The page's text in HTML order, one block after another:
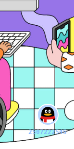
2507222545